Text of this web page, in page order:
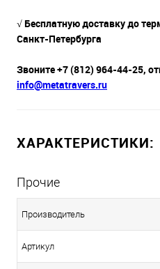
√ Бесплатную доставку до
Санкт-Петербурга
Звоните +7 (812) 964-44-25,
info@metatravers.ru
ХАРАКТЕРИСТИКИ:
Прочие
Производитель
Артикул